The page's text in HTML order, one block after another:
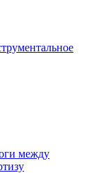
между